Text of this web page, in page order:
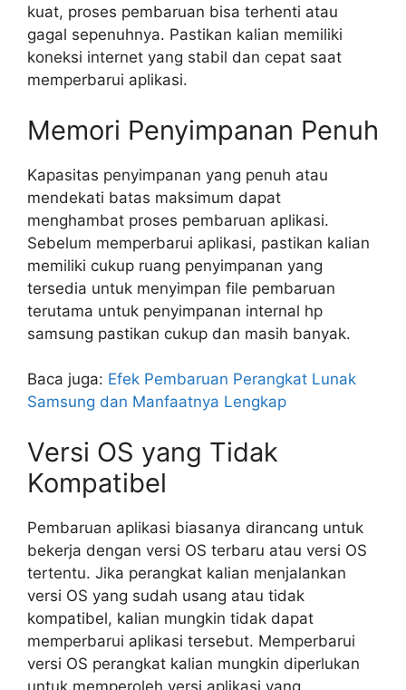
kuat, proses pembaruan bisa terhenti atau
gagal sepenuhnya. Pastikan kalian memiliki
koneksi internet yang stabil dan cepat saat
memperbarui aplikasi.
Memori Penyimpanan Penuh
Kapasitas penyimpanan yang penuh atau
mendekati batas maksimum dapat
menghambat proses pembaruan aplikasi.
Sebelum memperbarui aplikasi, pastikan kalian
memiliki cukup ruang penyimpanan yang
tersedia untuk menyimpan file pembaruan
terutama untuk penyimpanan internal hp
samsung pastikan cukup dan masih banyak.
Baca juga: Efek Pembaruan Perangkat Lunak
Samsung dan Manfaatnya Lengkap
Versi OS yang Tidak
Kompatibel
Pembaruan aplikasi biasanya dirancang untuk
bekerja dengan versi OS terbaru atau versi OS
tertentu. Jika perangkat kalian menjalankan
versi OS yang sudah usang atau tidak
kompatibel, kalian mungkin tidak dapat
memperbarui aplikasi tersebut. Memperbarui
versi OS perangkat kalian mungkin diperlukan
untuk memperoleh versi aplikasi yang